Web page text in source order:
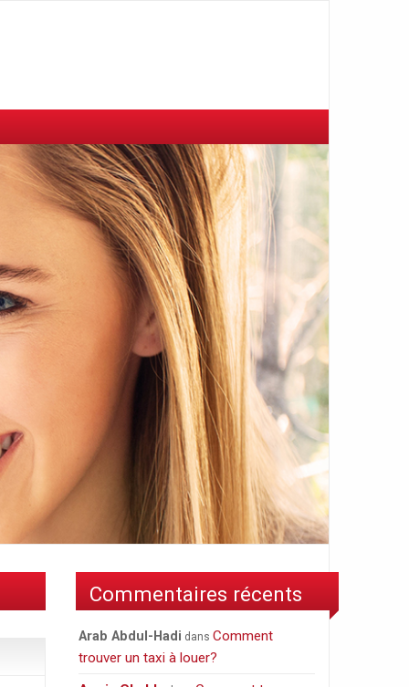
Commentaires récents
Arab Abdul-Hadi dansComment
trouver un taxi à louer?